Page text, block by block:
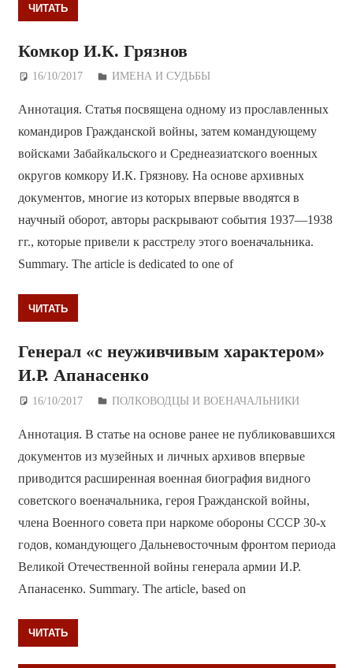
ЧИТАТЬ
Комкор И.К. Грязнов
16/10/2017 Дежурный по Редакции
ИМЕНА И СУДЬБЫ
Аннотация. Статья посвящена одному из прославленных
командиров Гражданской войны, затем командующему
войсками Забайкальского и Среднеазиатского военных
округов комкору И.К. Грязнову. На основе архивных
документов, многие из которых впервые вводятся в
научный оборот, авторы раскрывают события 1937—1938
гг., которые привели к расстрелу этого военачальника.
Summary. The article is dedicated to one of
ЧИТАТЬ
Генерал «с неуживчивым характером»
И.Р. Апанасенко
16/10/2017 Дежурный по Редакции
ПОЛКОВОДЦЫ И ВОЕНАЧАЛЬНИКИ
Аннотация. В статье на основе ранее не публиковавшихся
документов из музейных и личных архивов впервые
приводится расширенная военная биография видного
советского военачальника, героя Гражданской войны,
члена Военного совета при наркоме обороны СССР 30-х
годов, командующего Дальневосточным фронтом периода
Великой Отечественной войны генерала армии И.Р.
Апанасенко. Summary. The article, based on
ЧИТАТЬ